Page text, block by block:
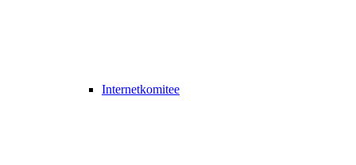
Internetkomitee